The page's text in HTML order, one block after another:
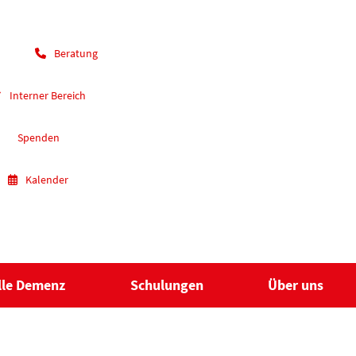
Beratung
Interner Bereich
Spenden
Kalender
Demenz Schulungen Über uns